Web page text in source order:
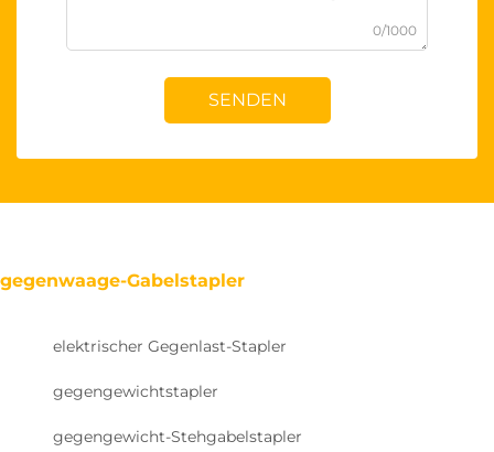
0/1000
SENDEN
gegenwaage-Gabelstapler
elektrischer Gegenlast-Stapler
gegengewichtstapler
gegengewicht-Stehgabelstapler